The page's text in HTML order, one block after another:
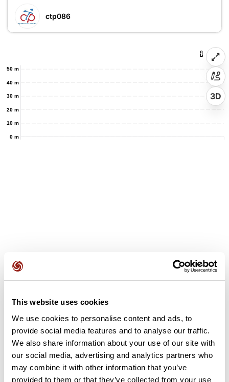
This website uses cookies
We use cookies to personalise content and ads, to
provide social media features and to analyse our traffic.
We also share information about your use of our site with
our social media, advertising and analytics partners who
may combine it with other information that you’ve
provided to them or that they’ve collected from your use
ctp086
0 m
10 m
20 m
30 m
40 m
50 m
3D
Avis des utilisateurs
Soyez le premier à ajouter un avis !
Ajouter un avis